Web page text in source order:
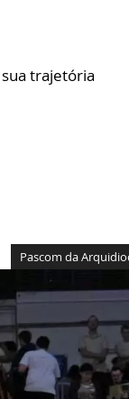
trajetória
Pascom da